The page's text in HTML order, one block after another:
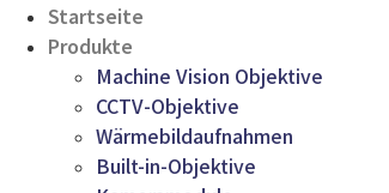
Startseite
Produkte
Machine Vision Objektive
CCTV-Objektive
Wärmebildaufnahmen
Built-in-Objektive